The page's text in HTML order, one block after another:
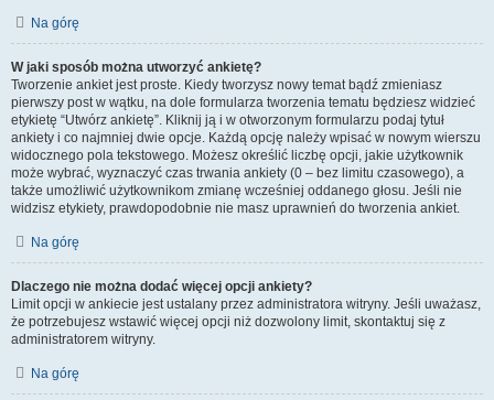
Na górę
W jaki sposób można utworzyć ankietę?
Tworzenie ankiet jest proste. Kiedy tworzysz nowy temat bądź zmieniasz
pierwszy post w wątku, na dole formularza tworzenia tematu będziesz widzieć
etykietę “Utwórz ankietę”. Kliknij ją i w otworzonym formularzu podaj tytuł
ankiety i co najmniej dwie opcje. Każdą opcję należy wpisać w nowym wierszu
widocznego pola tekstowego. Możesz określić liczbę opcji, jakie użytkownik
może wybrać, wyznaczyć czas trwania ankiety (0 – bez limitu czasowego), a
także umożliwić użytkownikom zmianę wcześniej oddanego głosu. Jeśli nie
widzisz etykiety, prawdopodobnie nie masz uprawnień do tworzenia ankiet.
Na górę
Dlaczego nie można dodać więcej opcji ankiety?
Limit opcji w ankiecie jest ustalany przez administratora witryny. Jeśli uważasz,
że potrzebujesz wstawić więcej opcji niż dozwolony limit, skontaktuj się z
administratorem witryny.
Na górę